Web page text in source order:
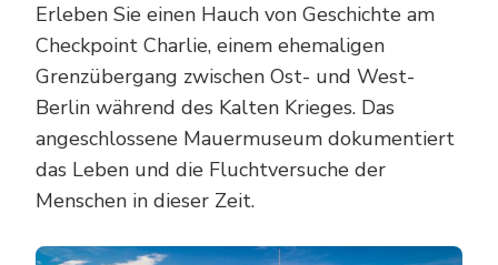
Erleben Sie einen Hauch von Geschichte am
Checkpoint Charlie, einem ehemaligen
Grenzübergang zwischen Ost- und West-
Berlin während des Kalten Krieges. Das
angeschlossene Mauermuseum dokumentiert
das Leben und die Fluchtversuche der
Menschen in dieser Zeit.